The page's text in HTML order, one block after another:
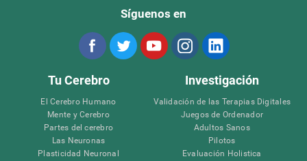
Síguenos en
Tu Cerebro
El Cerebro Humano
Mente y Cerebro
Partes del cerebro
Las Neuronas
Plasticidad Neuronal
Investigación
Validación de las Terapias Digitales
Juegos de Ordenador
Adultos Sanos
Pilotos
Evaluación Holistica